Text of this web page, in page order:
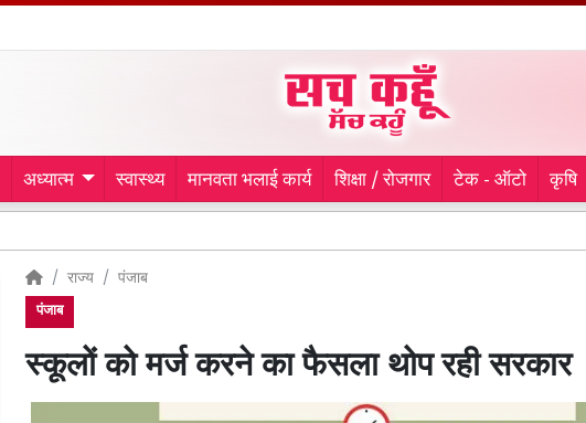
अध्यात्म स्वास्थ्य मानवता भलाई कार्य शिक्षा / रोजगार टेक - ऑटो कृषि
राज्य पंजाब
पंजाब
स्कूलों को मर्ज करने का फैसला थोप रही सरकार